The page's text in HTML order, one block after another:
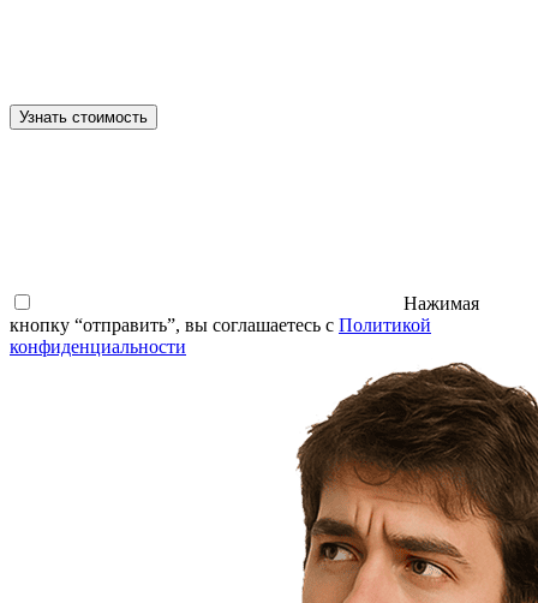
Узнать стоимость
Нажимая
кнопку “отправить”, вы соглашаетесь с Политикой
конфиденциальности